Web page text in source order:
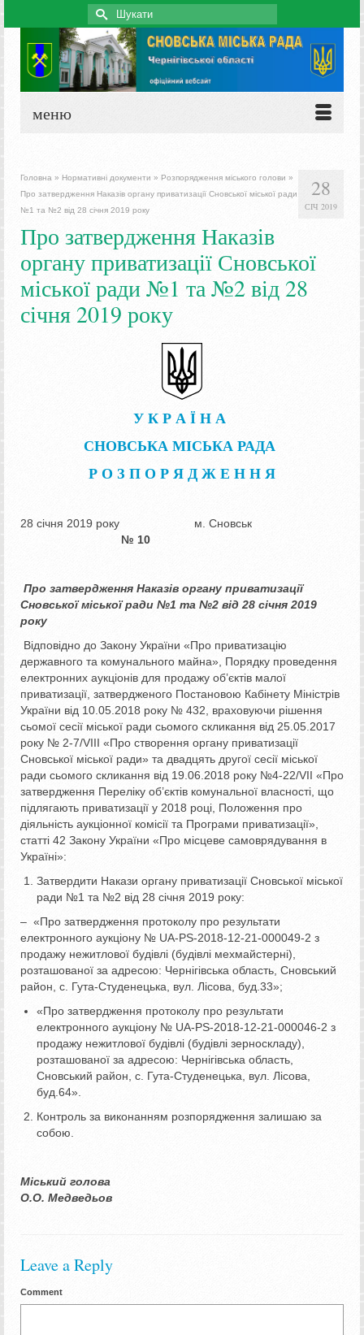
Search
for:
меню
28
СІЧ 2019
Головна » Нормативні документи » Розпорядження міського голови »
Про затвердження Наказів органу приватизації Сновської міської ради
№1 та №2 від 28 січня 2019 року
Про затвердження Наказів
органу приватизації Сновської
міської ради №1 та №2 від 28
січня 2019 року
У К Р А Ї Н А
СНОВСЬКА МІСЬКА РАДА
Р О З П О Р Я Д Ж Е Н Н Я
28 січня 2019 року м. Сновськ
№ 10
Про затвердження Наказів органу приватизації
Сновської міськоїради №1 та №2 від 28 січня 2019
року
Відповідно до Закону України «Про приватизацію
державного та комунального майна», Порядку проведення
електронних аукціонів для продажу об’єктів малої
приватизації, затвердженого Постановою Кабінету Міністрів
України від 10.05.2018 року № 432, враховуючи рішення
сьомої сесії міської ради сьомого скликання від 25.05.2017
року № 2-7/VІІІ «Про створення органу приватизації
Сновської міської ради» та двадцять другої сесії міської
ради сьомого скликання від 19.06.2018 року №4-22/VII «Про
затвердження Переліку об’єктів комунальної власності, що
підлягають приватизації у 2018 році, Положення про
діяльність аукціонної комісії та Програми приватизації»,
статті 42 Закону України «Про місцеве самоврядування в
Україні»:
Затвердити Накази органу приватизації Сновської міської
ради №1 та №2 від 28 січня 2019 року:
– «Про затвердження протоколу про результати
електронного аукціону № UA-PS-2018-12-21-000049-2 з
продажу нежитлової будівлі (будівлі мехмайстерні),
розташованої за адресою: Чернігівська область, Сновський
район, с. Гута-Студенецька, вул. Лісова, буд.33»;
«Про затвердження протоколу про результати
електронного аукціону № UA-PS-2018-12-21-000046-2 з
продажу нежитлової будівлі (будівлі зерноскладу),
розташованої за адресою: Чернігівська область,
Сновський район, с. Гута-Студенецька, вул. Лісова,
буд.64».
Контроль за виконанням розпорядження залишаю за
собою.
Міський голова
О.О. Медведьов
Leave a Reply
Comment